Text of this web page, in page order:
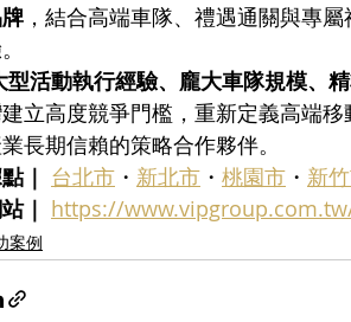
，結合高端車隊、禮遇通關與專
型活動執行經驗、龐大車隊規模、
立高度競爭門檻，重新定義高端
長期信賴的策略合作夥伴。
｜ 台北市 ・ 新北市 ・ 桃園市 ・ 新
｜ https://
案例